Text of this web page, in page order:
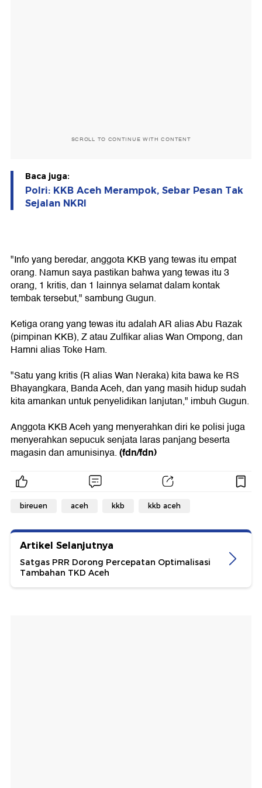
SCROLL TO CONTINUE WITH CONTENT
Baca juga:
Polri: KKB Aceh Merampok, Sebar Pesan Tak
Sejalan NKRI
"Info yang beredar, anggota KKB yang tewas itu empat
orang. Namun saya pastikan bahwa yang tewas itu 3
orang, 1 kritis, dan 1 lainnya selamat dalam kontak
tembak tersebut," sambung Gugun.
Ketiga orang yang tewas itu adalah AR alias Abu Razak
(pimpinan KKB), Z atau Zulfikar alias Wan Ompong, dan
Hamni alias Toke Ham.
"Satu yang kritis (R alias Wan Neraka) kita bawa ke RS
Bhayangkara, Banda Aceh, dan yang masih hidup sudah
kita amankan untuk penyelidikan lanjutan," imbuh Gugun.
Anggota KKB Aceh yang menyerahkan diri ke polisi juga
menyerahkan sepucuk senjata laras panjang beserta
magasin dan amunisinya.(fdn/fdn)
bireuen aceh kkb kkb aceh
Artikel Selanjutnya
Satgas PRR Dorong Percepatan Optimalisasi
Tambahan TKD Aceh